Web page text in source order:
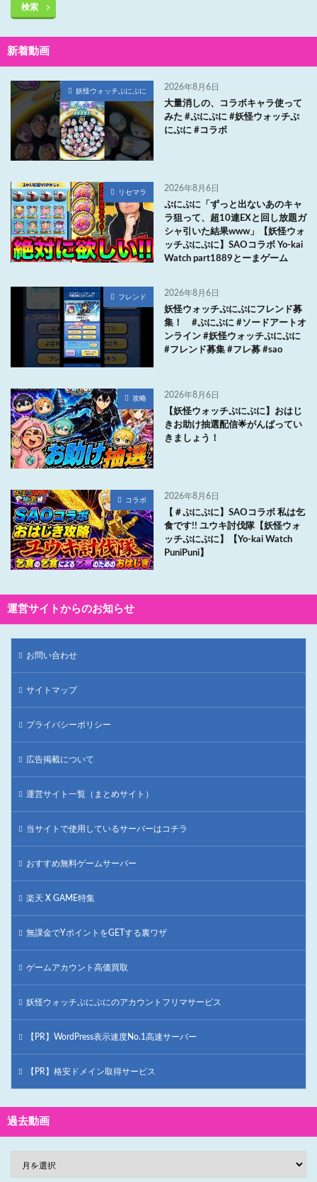
検索
新着動画
妖怪ウォッチぷにぷに 2026年8月6日
大量消しの、コラボキャラ使って
みた #ぷにぷに #妖怪ウォッチぷ
にぷに #コラボ
リセマラ 2026年8月6日
ぷにぷに「ずっと出ないあのキャ
ラ狙って、超10連EXと回し放題ガ
シャ引いた結果www」【妖怪ウォ
ッチぷにぷに】SAOコラボ Yo-kai
Watch part1889とーまゲーム
フレンド 2026年8月6日
妖怪ウォッチぷにぷにフレンド募
集！ #ぷにぷに #ソードアートオ
ンライン #妖怪ウォッチぷにぷに
#フレンド募集 #フレ募 #sao
攻略 2026年8月6日
【妖怪ウォッチぷにぷに】おはじ
きお助け抽選配信🌟がんばってい
きましょう！
コラボ 2026年8月6日
【＃ぷにぷに】SAOコラボ 私は乞
食です!! ユウキ討伐隊【妖怪ウォ
ッチぷにぷに】【Yo-kai Watch
PuniPuni】
運営サイトからのお知らせ
お問い合わせ
サイトマップ
プライバシーポリシー
広告掲載について
運営サイト一覧（まとめサイト）
当サイトで使用しているサーバーはコチラ
おすすめ無料ゲームサーバー
楽天 X GAME特集
無課金でYポイントをGETする裏ワザ
ゲームアカウント高価買取
妖怪ウォッチぷにぷにのアカウントフリマサービス
【PR】WordPress表示速度No.1高速サーバー
【PR】格安ドメイン取得サービス
過去動画